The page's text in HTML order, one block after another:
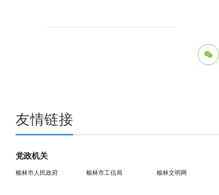
友情链接
党政机关
榆林市人民政府 榆林市工信局 榆林文明网